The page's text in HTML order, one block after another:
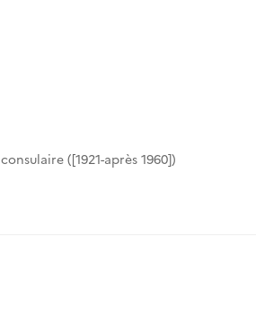
([1921-après 1960])